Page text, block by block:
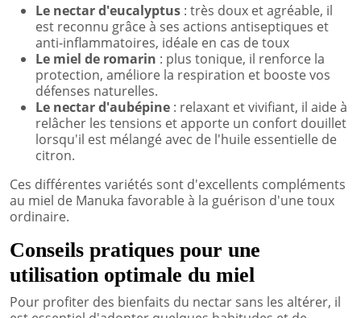
Le nectar d'eucalyptus : très doux et agréable, il
est reconnu grâce à ses actions antiseptiques et
anti-inflammatoires, idéale en cas de toux
Le miel de romarin : plus tonique, il renforce la
protection, améliore la respiration et booste vos
défenses naturelles.
Le nectar d'aubépine : relaxant et vivifiant, il aide à
relâcher les tensions et apporte un confort douillet
lorsqu'il est mélangé avec de l'huile essentielle de
citron.
Ces différentes variétés sont d'excellents compléments
au miel de Manuka favorable à la guérison d'une toux
ordinaire.
Conseils pratiques pour une
utilisation optimale du miel
Pour profiter des bienfaits du nectar sans les altérer, il